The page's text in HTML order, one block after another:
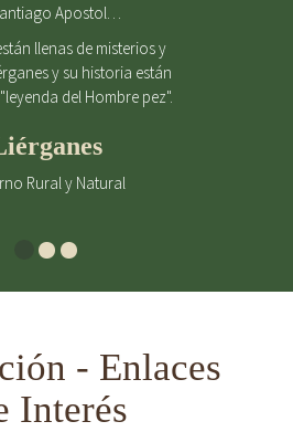
Apostol…
llenas de misterios y
y su historia están
del Hombre pez".
Rural y Natural
- Enlaces
Interés